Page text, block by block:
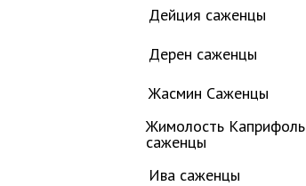
Дейция саженцы
Дерен саженцы
Жасмин Саженцы
Жимолость Каприфоль
саженцы
Ива саженцы